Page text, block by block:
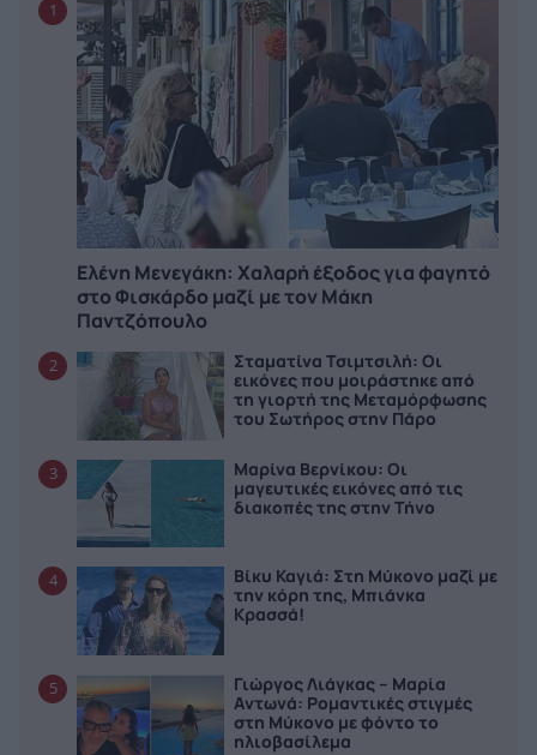
1
Ελένη Μενεγάκη: Χαλαρή έξοδος για φαγητό
στο Φισκάρδο μαζί με τον Μάκη
Παντζόπουλο
2
Σταματίνα Τσιμτσιλή: Οι
εικόνες που μοιράστηκε από
τη γιορτή της Μεταμόρφωσης
του Σωτήρος στην Πάρο
3
Μαρίνα Βερνίκου: Οι
μαγευτικές εικόνες από τις
διακοπές της στην Τήνο
4
Βίκυ Καγιά: Στη Μύκονο μαζί με
την κόρη της, Μπιάνκα
Κρασσά!
5
Γιώργος Λιάγκας – Μαρία
Αντωνά: Ρομαντικές στιγμές
στη Μύκονο με φόντο το
ηλιοβασίλεμα